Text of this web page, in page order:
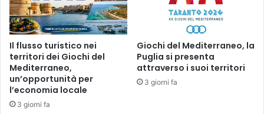
O
N
A
T
O
!
i
a
Il flusso turistico nei
territori dei Giochi del
Mediterraneo,
un’opportunità per
l’economia locale
3 giorni fa
Giochi del Mediterraneo, la
Puglia si presenta
attraverso i suoi territori
3 giorni fa